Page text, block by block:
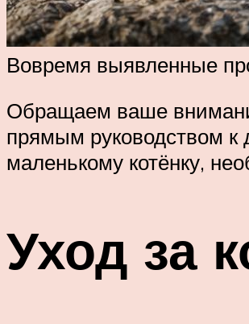
Вовремя выявленные
Обращаем ваше
прямым руководством к
маленькому котёнку,
Уход за